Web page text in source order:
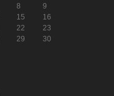
8
9
15
16
22
23
29
30